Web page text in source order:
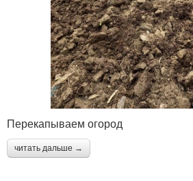
Перекапываем огород
читать дальше →